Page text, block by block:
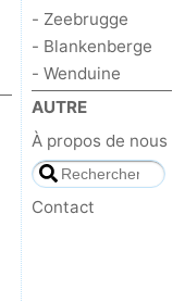
- Zeebrugge
- Blankenberge
- Wenduine
AUTRE
À propos de nous
Contact